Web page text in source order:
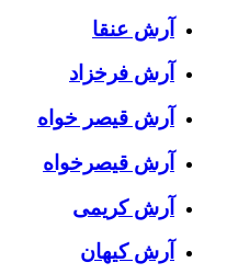
آرش عنقا
آرش فرخزاد
آرش قیصر خواه
آرش قیصرخواه
آرش کریمی
آرش کیهان